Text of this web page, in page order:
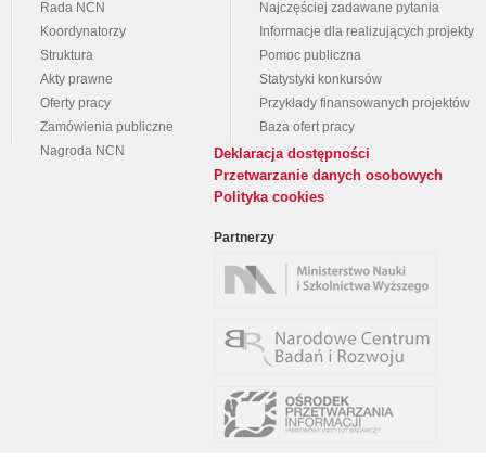
Rada NCN
Koordynatorzy
Struktura
Akty prawne
Oferty pracy
Zamówienia publiczne
Nagroda NCN
Najczęściej zadawane pytania
Informacje dla realizujących projekty
Pomoc publiczna
Statystyki konkursów
Przykłady finansowanych projektów
Baza ofert pracy
Deklaracja dostępności
Przetwarzanie danych osobowych
Polityka cookies
Partnerzy